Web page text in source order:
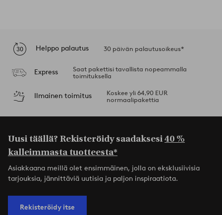
Helppo palautus 30 päivän palautusoikeus*
Express
Saat pakettisi tavallista nopeammalla
toimituksella
Ilmainen toimitus
Koskee yli 64,90 EUR
normaalipakettia
Uusi täällä? Rekisteröidy saadaksesi40 %
kalleimmasta tuotteesta*
Asiakkaana meillä olet ensimmäinen, jolla on eksklusiivisia
tarjouksia, jännittäviä uutisia ja paljon inspiraatiota.
Rekisteröidy itse